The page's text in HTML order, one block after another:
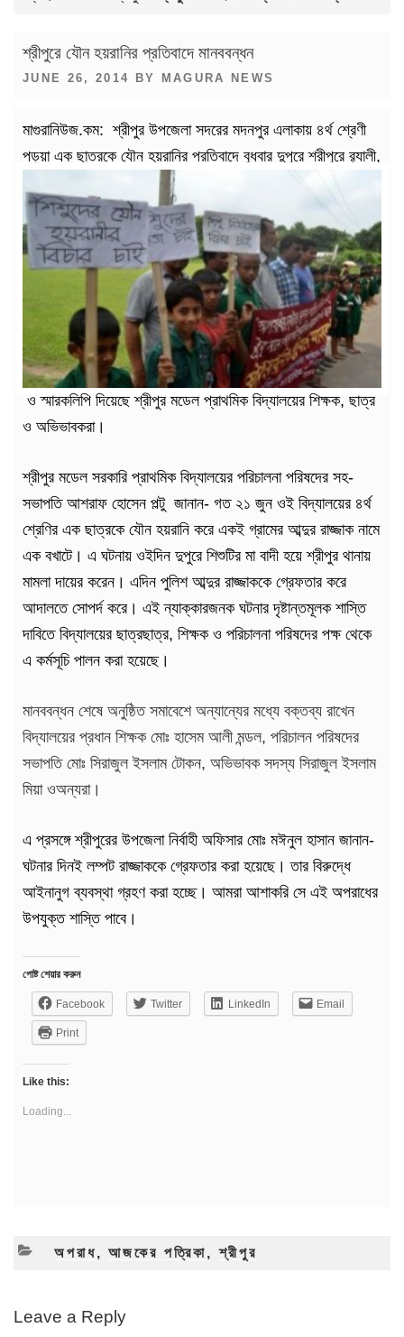
শ্রীপুরে যৌন হয়রানির প্রতিবাদে মানববন্ধন
POSTED
JUNE 26, 2014 BY MAGURA NEWS
মাগুরানিউজ.কম: শ্রীপুর উপজেলা সদরের মদনপুর এলাকায় ৪র্থ শ্রেণী
পড়ুয়া এক ছাত্রকে যৌন হয়রানির প্রতিবাদে বুধবার দুপুরে শ্রীপুরে র‌্যালী,
ও স্মারকলিপি দিয়েছে শ্রীপুর মডেল প্রাথমিক বিদ্যালয়ের শিক্ষক, ছাত্র
ও অভিভাবকরা।
শ্রীপুর মডেল সরকারি প্রাথমিক বিদ্যালয়ের পরিচালনা পরিষদের সহ-
সভাপতি আশরাফ হোসেন পল্টু জানান- গত ২১ জুন ওই বিদ্যালয়ের ৪র্থ
শ্রেণির এক ছাত্রকে যৌন হয়রানি করে একই গ্রামের আব্দুর রাজ্জাক নামে
এক বখাটে। এ ঘটনায় ওইদিন দুপুরে শিশুটির মা বাদী হয়ে শ্রীপুর থানায়
মামলা দায়ের করেন। এদিন পুলিশ আব্দুর রাজ্জাককে গ্রেফতার করে
আদালতে সোপর্দ করে। এই ন্যাক্কারজনক ঘটনার দৃষ্টান্তমূলক শাস্তি
দাবিতে বিদ্যালয়ের ছাত্রছাত্র, শিক্ষক ও পরিচালনা পরিষদের পক্ষ থেকে
এ কর্মসূচি পালন করা হয়েছে।
মানববন্ধন শেষে অনুষ্ঠিত সমাবেশে অন্যান্যের মধ্যে বক্তব্য রাখেন
বিদ্যালয়ের প্রধান শিক্ষক মোঃ হাসেম আলী মন্ডল, পরিচালন পরিষদের
সভাপতি মোঃ সিরাজুল ইসলাম টোকন, অভিভাবক সদস্য সিরাজুল ইসলাম
মিয়া ওঅন্যরা।
এ প্রসঙ্গে শ্রীপুরের উপজেলা নির্বাহী অফিসার মোঃ মঈনুল হাসান জানান-
ঘটনার দিনই লম্পট রাজ্জাককে গ্রেফতার করা হয়েছে। তার বিরুদ্ধে
আইনানুগ ব্যবস্থা গ্রহণ করা হচ্ছে। আমরা আশাকরি সে এই অপরাধের
উপযুক্ত শাস্তি পাবে।
পোষ্ট শেয়ার করুন
Facebook Twitter LinkedIn Email
Print
Like this:
Loading...
CATEGORIES
অপরাধ,আজকের পত্রিকা,শ্রীপুর
Leave a Reply